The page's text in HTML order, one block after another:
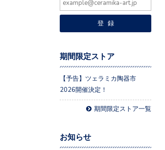
期間限定ストア
【予告】ツェラミカ陶器市
2026開催決定！
期間限定ストア一覧
お知らせ